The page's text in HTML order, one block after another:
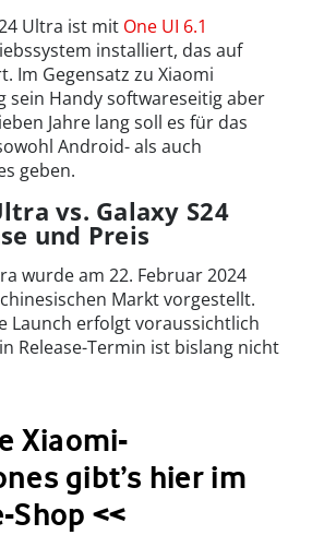
Ultra ist mit One UI 6.1
installiert, das auf
Im Gegensatz zu Xiaomi
sein Handy softwareseitig aber
Jahre lang soll es für das
Android- als auch
geben.
vs. Galaxy S24
und Preis
wurde am 22. Februar 2024
Markt vorgestellt.
Launch erfolgt voraussichtlich
Release-Termin ist bislang nicht
Xiaomi-
gibt’s hier im
Shop <<